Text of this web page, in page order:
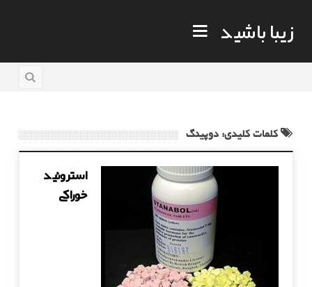
زیبا باشید
کلمات کلیدی: دوپينگ
استروئید
خوراکی